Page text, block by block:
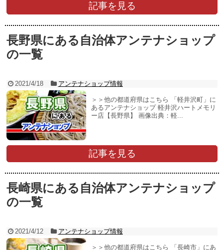
記事を見る
長野県にある自治体アンテナショップ
の一覧
2021/4/18 アンテナショップ情報
＞＞他の都道府県はこちら 「軽井沢町」に
あるアンテナショップ 軽井沢ハートメモリ
ー店【長野県】 画像出典：軽...
記事を見る
長崎県にある自治体アンテナショップ
の一覧
2021/4/12 アンテナショップ情報
＞＞他の都道府県はこちら 「長崎市」にあ